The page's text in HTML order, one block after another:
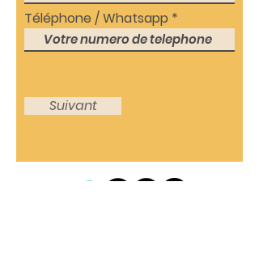
Téléphone / Whatsapp
Suivant